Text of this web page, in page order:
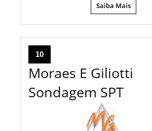
Saiba Mais
10
Moraes E Giliotti
Sondagem SPT